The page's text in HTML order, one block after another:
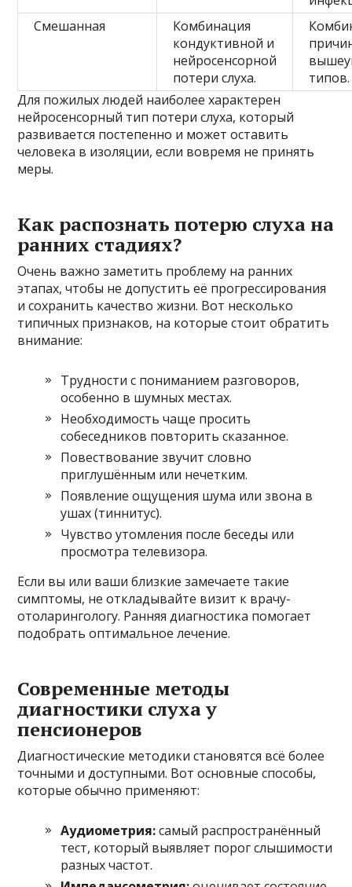
Смешанная
Комбинация
кондуктивной и
нейросенсорной
потери слуха.
типов.
Для пожилых людей наиболее характерен
нейросенсорный тип потери слуха, который
развивается постепенно и может оставить
человека в изоляции, если вовремя не принять
меры.
Как распознать потерю слуха на
ранних стадиях?
Очень важно заметить проблему на ранних
этапах, чтобы не допустить её прогрессирования
и сохранить качество жизни. Вот несколько
типичных признаков, на которые стоит обратить
внимание:
Трудности с пониманием разговоров,
особенно в шумных местах.
Необходимость чаще просить
собеседников повторить сказанное.
Повествование звучит словно
приглушённым или нечетким.
Появление ощущения шума или звона в
ушах (тиннитус).
Чувство утомления после беседы или
просмотра телевизора.
Если вы или ваши близкие замечаете такие
симптомы, не откладывайте визит к врачу-
отоларингологу. Ранняя диагностика помогает
подобрать оптимальное лечение.
Современные методы
диагностики слуха у
пенсионеров
Диагностические методики становятся всё более
точными и доступными. Вот основные способы,
которые обычно применяют:
Аудиометрия:самый распространённый
тест, который выявляет порог слышимости
разных частот.